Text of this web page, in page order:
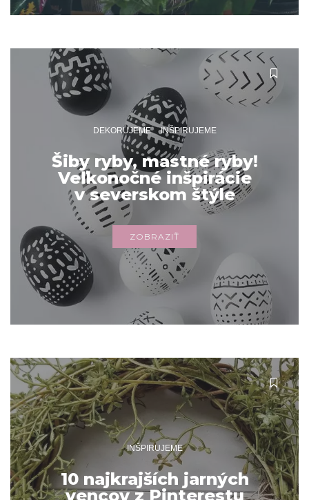
DEKORUJEME INŠPIRUJEME
Šiby ryby, mastné ryby!
Veľkonočné inšpirácie
v severskom štýle
ZOBRAZIŤ
INŠPIRUJEME
10 najkrajších jarných
vencov z Pinterestu